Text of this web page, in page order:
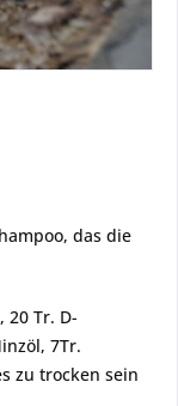
das die
20 Tr. D-
7Tr.
zu trocken sein